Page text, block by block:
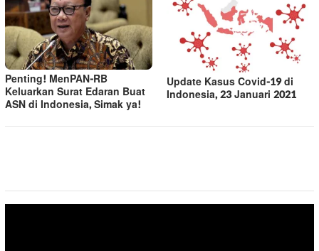
Penting! MenPAN-RB
Keluarkan Surat Edaran Buat
ASN di Indonesia, Simak ya!
Update Kasus Covid-19 di
Indonesia, 23 Januari 2021